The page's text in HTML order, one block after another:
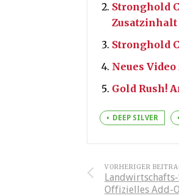
Stronghold
Zusatzinhalt
Stronghold
Neues
Gold Rush!
DEEP SILVER
VORHERIGER
Offizielles Add-